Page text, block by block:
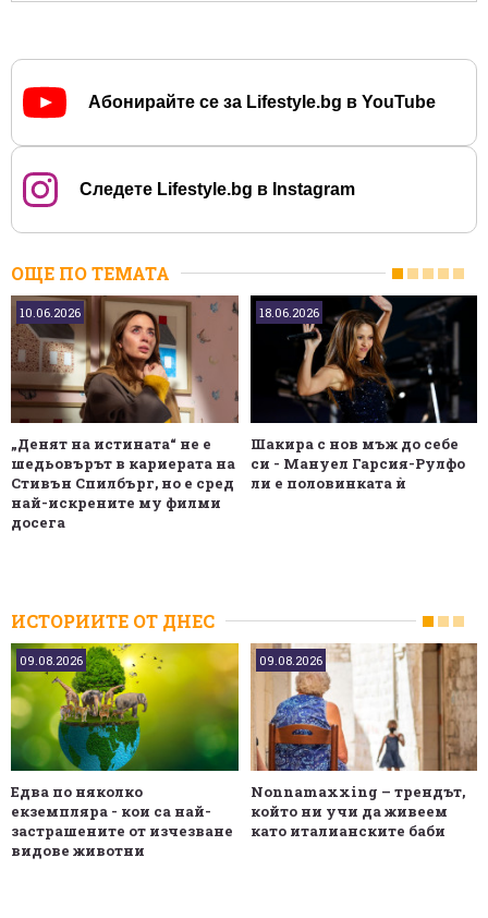
Абонирайте се за Lifestyle.bg в YouTube
Следете Lifestyle.bg в Instagram
ОЩЕ ПО ТЕМАТА
10.06.2026
„Денят на истината“ не е
шедьовърът в кариерата на
Стивън Спилбърг, но е сред
най-искрените му филми
досега
18.06.2026
Шакира с нов мъж до себе
си - Мануел Гарсия-Рулфо
ли е половинката ѝ
ИСТОРИИТЕ ОТ ДНЕС
09.08.2026
Едва по няколко
екземпляра - кои са най-
застрашените от изчезване
видове животни
09.08.2026
Nonnamaxxing – трендът,
който ни учи да живеем
като италианските баби